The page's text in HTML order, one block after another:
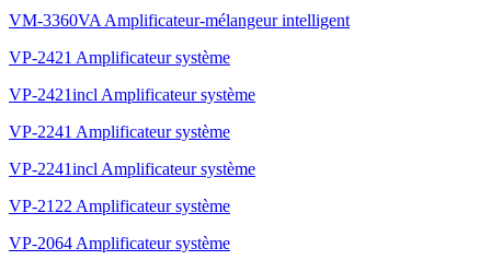
VM-3360VA Amplificateur-mélangeur intelligent
VP-2421 Amplificateur système
VP-2421incl Amplificateur système
VP-2241 Amplificateur système
VP-2241incl Amplificateur système
VP-2122 Amplificateur système
VP-2064 Amplificateur système